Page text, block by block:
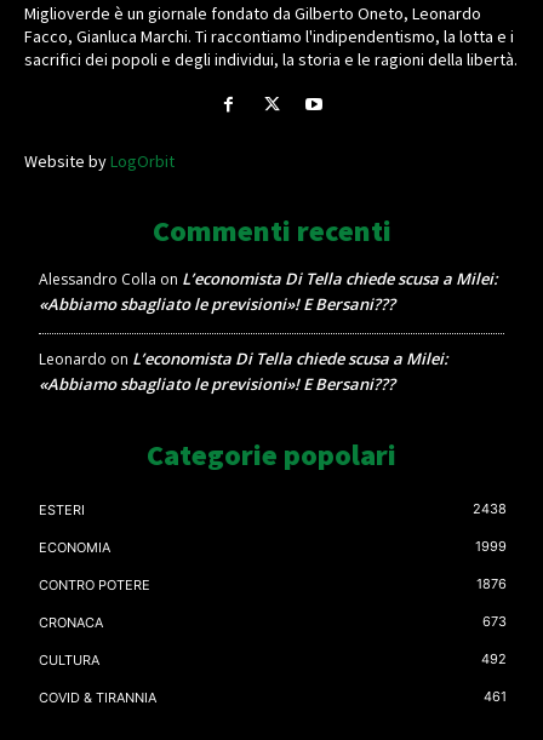
Miglioverde è un giornale fondato da Gilberto Oneto, Leonardo
Facco, Gianluca Marchi. Ti raccontiamo l'indipendentismo, la lotta e i
sacrifici dei popoli e degli individui, la storia e le ragioni della libertà.
Website byLogOrbit
Commenti recenti
Alessandro Colla on L’economista Di Tella chiede scusa a Milei:
«Abbiamo sbagliato le previsioni»! E Bersani???
Leonardo on L’economista Di Tella chiede scusa a Milei:
«Abbiamo sbagliato le previsioni»! E Bersani???
Categorie popolari
ESTERI 2438
ECONOMIA 1999
CONTRO POTERE 1876
CRONACA 673
CULTURA 492
COVID & TIRANNIA 461